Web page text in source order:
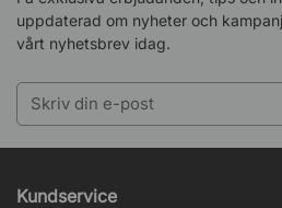
uppdaterad om nyheter och
vårt nyhetsbrev idag.
Kundservice